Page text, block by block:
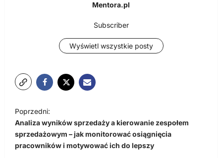
Mentora.pl
Subscriber
Wyświetl wszystkie posty
a
w
i
Poprzedni:
Analiza wyników sprzedaży a kierowanie zespołem
sprzedażowym – jak monitorować osiągnięcia
pracowników i motywować ich do lepszy